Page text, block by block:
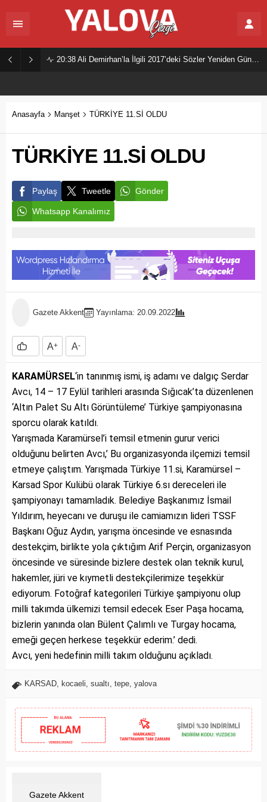
20:38 Ali Demirhan’la İlgili 2017’deki Sözler Yeniden Gündemde
Anasayfa Manşet TÜRKİYE 11.Sİ OLDU
TÜRKİYE 11.Sİ OLDU
Paylaş Tweetle Gönder
Whatsapp Kanalımız
Gazete Akkent Yayınlama: 20.09.2022
A+ A-
KARAMÜRSEL‘in tanınmış ismi, iş adamı ve dalgıç Serdar
Avcı, 14 – 17 Eylül tarihleri arasında Sığıcak’ta düzenlenen
‘Altın Palet Su Altı Görüntüleme’ Türkiye şampiyonasına
sporcu olarak katıldı.
Yarışmada Karamürsel’i temsil etmenin gurur verici
olduğunu belirten Avcı,’ Bu organizasyonda ilçemizi temsil
etmeye çalıştım. Yarışmada Türkiye 11.si, Karamürsel –
Karsad Spor Kulübü olarak Türkiye 6.sı dereceleri ile
şampiyonayı tamamladık. Belediye Başkanımız İsmail
Yıldırım, heyecanı ve duruşu ile camiamızın lideri TSSF
Başkanı Oğuz Aydın, yarışma öncesinde ve esnasında
destekçim, birlikte yola çıktığım Arif Perçin, organizasyon
öncesinde ve süresinde bizlere destek olan teknik kurul,
hakemler, jüri ve kıymetli destekçilerimize teşekkür
ediyorum. Fotoğraf kategorileri Türkiye şampiyonu olup
milli takımda ülkemizi temsil edecek Eser Paşa hocama,
bizlerin yanında olan Bülent Çalımlı ve Turgay hocama,
emeği geçen herkese teşekkür ederim.’ dedi.
Avcı, yeni hedefinin milli takım olduğunu açıkladı.
KARSAD, kocaeli, sualtı, tepe, yalova
Gazete Akkent